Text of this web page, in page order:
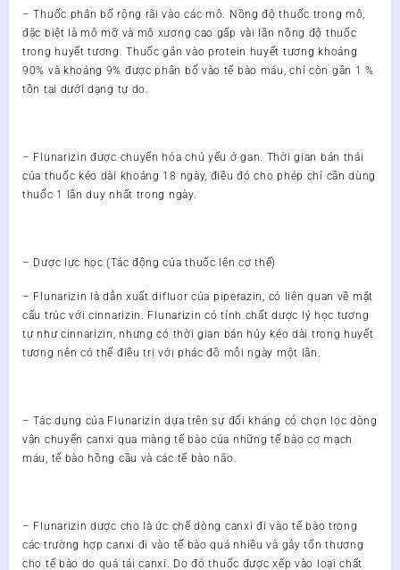
– Thuốc phân bố rộng rãi vào các mô. Nồng độ thuốc trong mô,
đặc biệt là mô mỡ và mô xương cao gấp vài lần nồng độ thuốc
trong huyết tương. Thuốc gắn vào protein huyết tương khoảng
90% và khoảng 9% được phân bố vào tế bào máu, chỉ còn gần 1 %
tồn tại dưới dạng tự do.
– Flunarizin được chuyển hóa chủ yếu ở gan. Thời gian bán thải
của thuốc kéo dài khoảng 18 ngày, điều đó cho phép chỉ cần dùng
thuốc 1 lần duy nhất trong ngày.
– Dược lực học (Tác động của thuốc lên cơ thể)
– Flunarizin là dẫn xuất difluor của piperazin, có liên quan về mặt
cấu trúc với cinnarizin. Flunarizin có tính chất dược lý học tương
tự như cinnarizin, nhưng có thời gian bán hủy kéo dài trong huyết
tương nên có thể điều trị với phác đồ mỗi ngày một lần.
– Tác dụng của Flunarizin dựa trên sự đối kháng có chọn lọc dòng
vận chuyển canxi qua màng tế bào của những tế bào cơ mạch
máu, tế bào hồng cầu và các tế bào não.
– Flunarizin dược cho là ức chế dòng canxi đi vào tế bào trong
các trường hợp canxi đi vào tế bào quá nhiều và gây tổn thương
cho tế bào do quá tải canxi. Do đó thuốc được xếp vào loại chất